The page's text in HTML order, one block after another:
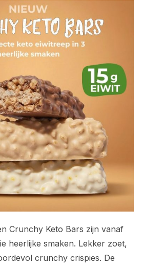
Crunchy Keto Bars zijn vanaf
heerlijke smaken. Lekker zoet,
crunchy crispies. De